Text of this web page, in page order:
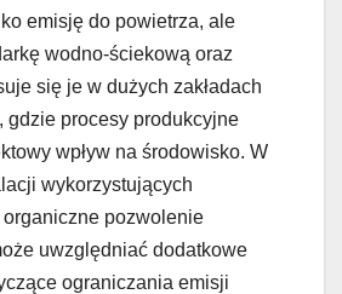
emisję do powietrza, ale
wodno-ściekową oraz
się je w dużych zakładach
gdzie procesy produkcyjne
wpływ na środowisko. W
wykorzystujących
pozwolenie
uwzględniać dodatkowe
ograniczania emisji